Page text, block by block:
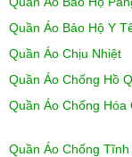
Quần Áo Bảo Hộ Y
Quần Áo Chịu Nhiệt
Quần Áo Chống Hồ
Quần Áo Chống Hóa
Quần Áo Chống